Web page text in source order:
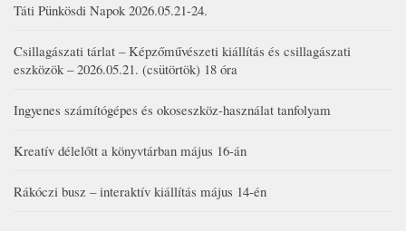
Táti Pünkösdi Napok 2026.05.21-24.
Csillagászati tárlat – Képzőművészeti kiállítás és csillagászati
eszközök – 2026.05.21. (csütörtök) 18 óra
Ingyenes számítógépes és okoseszköz-használat tanfolyam
Kreatív délelőtt a könyvtárban május 16-án
Rákóczi busz – interaktív kiállítás május 14-én